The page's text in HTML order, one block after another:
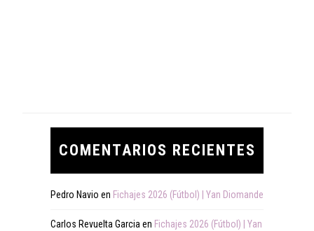
COMENTARIOS RECIENTES
Pedro Navio en Fichajes 2026 (Fútbol) | Yan Diomande
Carlos Revuelta Garcia en Fichajes 2026 (Fútbol) | Yan